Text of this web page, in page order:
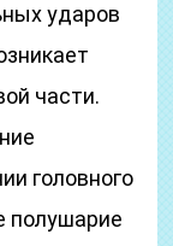
ударов
части.
головного
полушарие